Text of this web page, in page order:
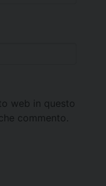
web in questo
commento.